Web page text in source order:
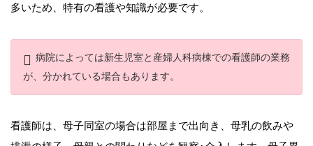
多いため、特有の看護や知識が必要です。
病院によっては新生児室と産婦人科病棟での看護師の業務
が、分かれている場合もあります。
看護師は、母子同室の場合は部屋まで出向き、母乳の飲みや